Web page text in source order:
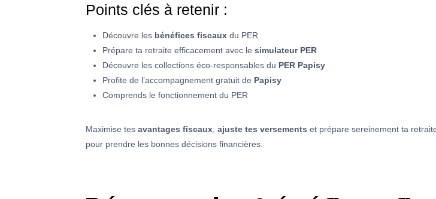
Points clés à retenir :
Découvre les bénéfices fiscaux du PER
Prépare ta retraite efficacement avec le simulateur PER
Découvre les collections éco-responsables du PER Papisy
Profite de l’accompagnement gratuit de Papisy
Comprends le fonctionnement du PER
Maximise tes avantages fiscaux ajuste tes versements et prépare sereinement ta
pour prendre les bonnes décisions financières.